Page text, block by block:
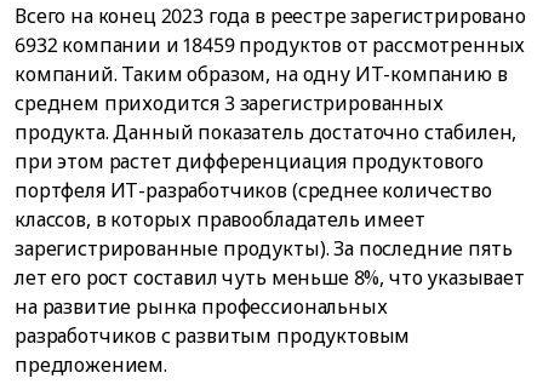
Всего на конец 2023 года в реестре зарегистрировано
6932 компании и 18459 продуктов от рассмотренных
компаний. Таким образом, на одну ИТ-компанию в
среднем приходится 3 зарегистрированных
продукта. Данный показатель достаточно стабилен,
при этом растет дифференциация продуктового
портфеля ИТ-разработчиков (среднее количество
классов, в которых правообладатель имеет
зарегистрированные продукты). За последние пять
лет его рост составил чуть меньше 8%, что указывает
на развитие рынка профессиональных
разработчиков с развитым продуктовым
предложением.